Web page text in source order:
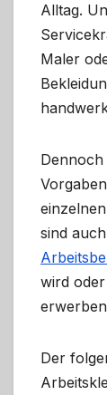
Alltag.
Maler
sind
wird oder
Der